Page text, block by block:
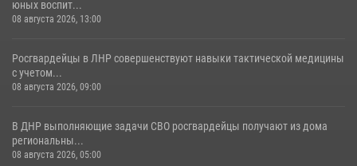
юных воспит...
08 августа 2026, 13:00
Росгвардейцы в ЛНР совершенствуют навыки тактической медицины
с учетом...
08 августа 2026, 09:00
В ДНР выполняющие задачи СВО росгвардейцы получают из дома
региональны...
08 августа 2026, 05:00